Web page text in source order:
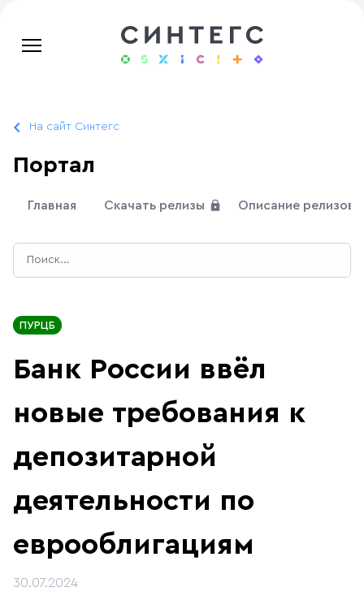
На сайт Синтегс
Портал
Главная Скачать релизы Описание релизов
ПУРЦБ
Банк России ввёл
новые требования к
депозитарной
деятельности по
еврооблигациям
30.07.2024